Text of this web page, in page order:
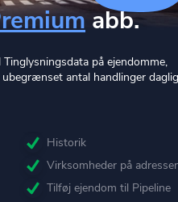
abb.
på ejendomme,
antal handlinger
Historik
Virksomheder på
Tilføj ejendom til Pipeline